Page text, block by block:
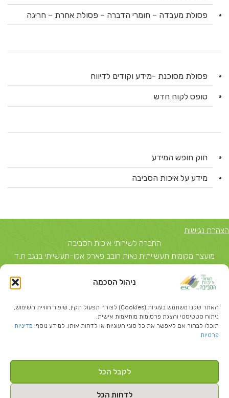
ניהול הסכמה
האתר שלנו משתמש בעוגיות (Cookies) לצורך תפעול תקין, שיפור חוויית השימוש,
ניתוח סטטיסטי והצגת פרסומות מותאמות אישית.
תוכלו לבחור אם לאפשר את כל סוגי העוגיות או לדחות אותן. למידע נוסף: מדיניות
פרטיות
לקבל הכל
לדחות הכל
פסולת מעבדה – חומרי הדברה – פסולת אחרת – חריגה
פסולת מסוכנת -מידע וקודים לדיווח
טופס לקוח חדש
חוק חופש המידע
מידע על איכות הסביבה
הצהרת נגישות
החברה לשירותי איכות הסביבה
מועצה מקומית תעשייתית נאות חובב פארק אקו-תעשייתי בנגב ת.ד
יצחק שדה 40, תל אביב ת.ד 51631 תל אביב 67212 טל: 03-
5374850
info@escil.co.il
-בניית אתרי וורדפרס